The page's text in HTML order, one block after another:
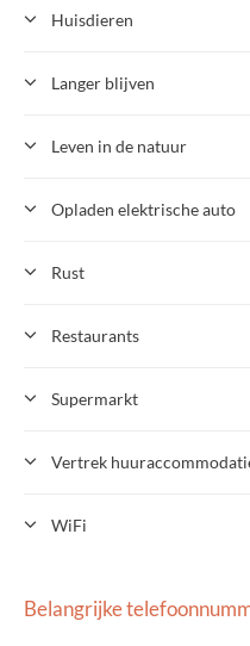
Huisdieren
Langer blijven
Leven in de natuur
Opladen elektrische auto
Rust
Restaurants
Supermarkt
Vertrek
WiFi
Belangrijke